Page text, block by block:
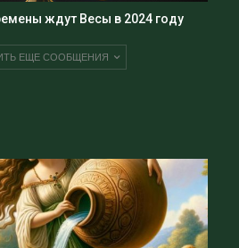
ждут Весы в 2024 году
ЕЩЕ СООБЩЕНИЯ